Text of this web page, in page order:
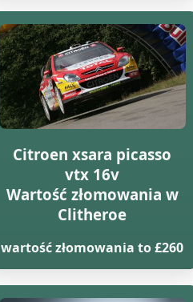
Citroen xsara picasso
vtx 16v
Wartość złomowania w
Clitheroe
wartość złomowania to £260